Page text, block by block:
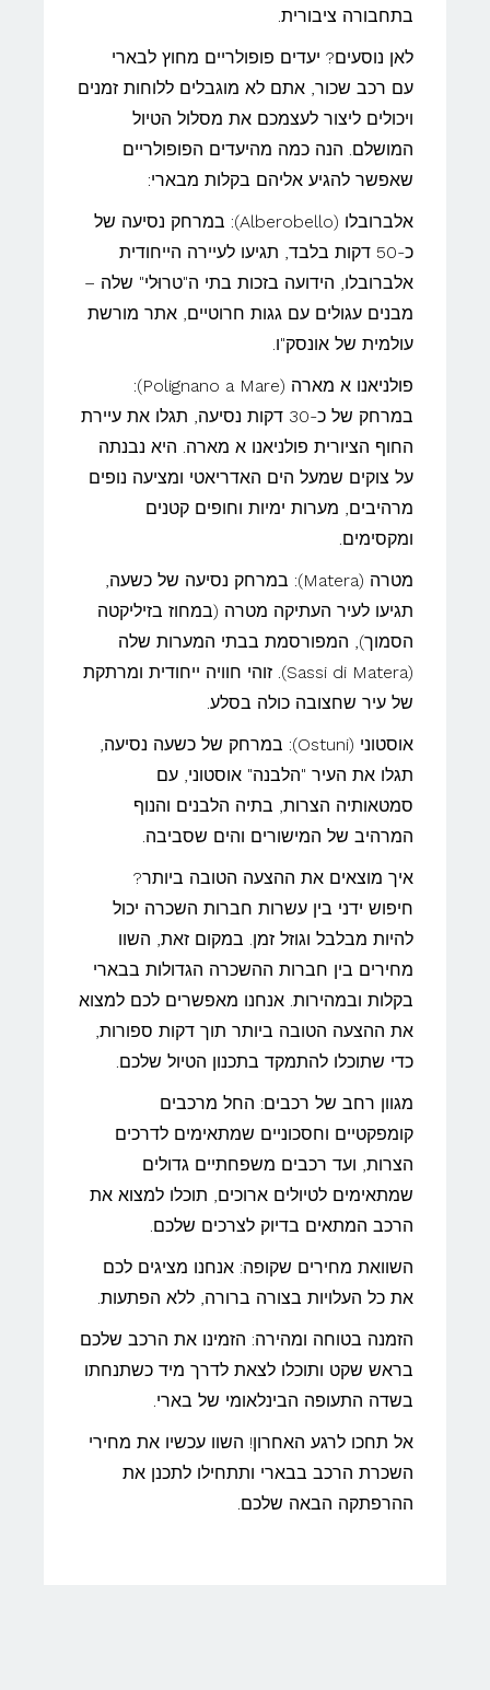
בתחבורה ציבורית.
לאן נוסעים? יעדים פופולריים מחוץ לבארי
עם רכב שכור, אתם לא מוגבלים ללוחות זמנים
ויכולים ליצור לעצמכם את מסלול הטיול
המושלם. הנה כמה מהיעדים הפופולריים
שאפשר להגיע אליהם בקלות מבארי:
אלברובלו (Alberobello): במרחק נסיעה של
כ-50 דקות בלבד, תגיעו לעיירה הייחודית
אלברובלו, הידועה בזכות בתי ה"טרוּלי" שלה –
מבנים עגולים עם גגות חרוטיים, אתר מורשת
עולמית של אונסק"ו.
פולניאנו א מארה (Polignano a Mare):
במרחק של כ-30 דקות נסיעה, תגלו את עיירת
החוף הציורית פולניאנו א מארה. היא נבנתה
על צוקים שמעל הים האדריאטי ומציעה נופים
מרהיבים, מערות ימיות וחופים קטנים
ומקסימים.
מטרה (Matera): במרחק נסיעה של כשעה,
תגיעו לעיר העתיקה מטרה (במחוז בזיליקטה
הסמוך), המפורסמת בבתי המערות שלה
(Sassi di Matera). זוהי חוויה ייחודית ומרתקת
של עיר שחצובה כולה בסלע.
אוסטוני (Ostuni): במרחק של כשעה נסיעה,
תגלו את העיר "הלבנה" אוסטוני, עם
סמטאותיה הצרות, בתיה הלבנים והנוף
המרהיב של המישורים והים שסביבה.
איך מוצאים את ההצעה הטובה ביותר?
חיפוש ידני בין עשרות חברות השכרה יכול
להיות מבלבל וגוזל זמן. במקום זאת, השוו
מחירים בין חברות ההשכרה הגדולות בבארי
בקלות ובמהירות. אנחנו מאפשרים לכם למצוא
את ההצעה הטובה ביותר תוך דקות ספורות,
כדי שתוכלו להתמקד בתכנון הטיול שלכם.
מגוון רחב של רכבים: החל מרכבים
קומפקטיים וחסכוניים שמתאימים לדרכים
הצרות, ועד רכבים משפחתיים גדולים
שמתאימים לטיולים ארוכים, תוכלו למצוא את
הרכב המתאים בדיוק לצרכים שלכם.
השוואת מחירים שקופה: אנחנו מציגים לכם
את כל העלויות בצורה ברורה, ללא הפתעות.
הזמנה בטוחה ומהירה: הזמינו את הרכב שלכם
בראש שקט ותוכלו לצאת לדרך מיד כשתנחתו
בשדה התעופה הבינלאומי של בארי.
אל תחכו לרגע האחרון! השוו עכשיו את מחירי
השכרת הרכב בבארי ותתחילו לתכנן את
ההרפתקה הבאה שלכם.